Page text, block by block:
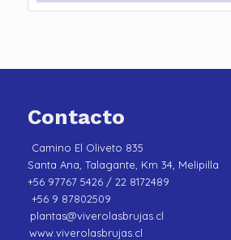
Contacto
Camino El Oliveto 835
Santa Ana, Talagante, Km 34, Melipilla
+56 97767 5426 / 22 8172489
+56 9 87802509
plantas@viverolasbrujas.cl
www.viverolasbrujas.cl